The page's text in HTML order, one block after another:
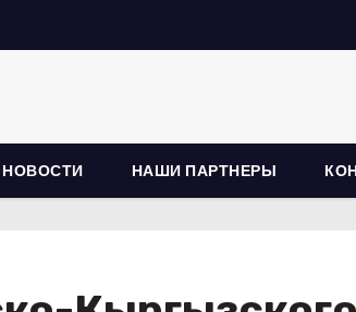
НОВОСТИ НАШИ ПАРТНЕРЫ